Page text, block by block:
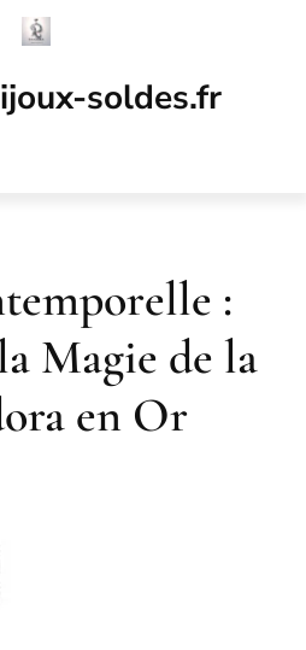
soldes.fr
:
Magie de la
en Or